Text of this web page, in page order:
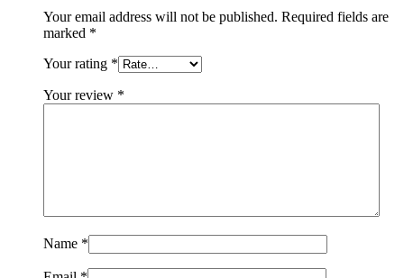
Your email address will not be published. Required fields are
marked *
Your rating *
Your review *
Name *